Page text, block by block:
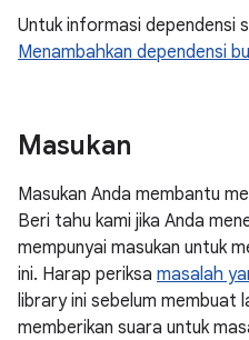
Untuk informasi dependensi
Menambahkan dependensi
Masukan
Masukan Anda membantu
Beri tahu kami jika Anda
mempunyai masukan untuk
ini. Harap periksa masalah
library ini sebelum membuat
memberikan suara untuk